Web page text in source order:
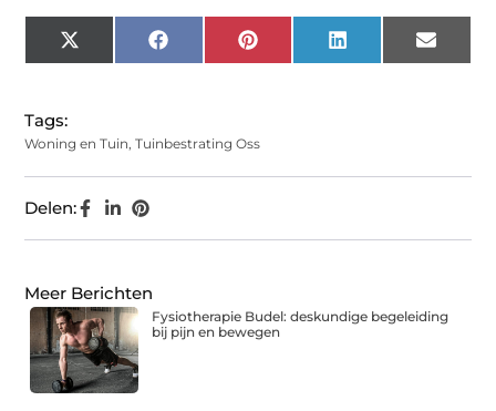
X
(Twitter)
Facebook Pinterest LinkedIn Email
Tags:
Woning en Tuin,Tuinbestrating Oss
Delen:
Meer Berichten
Fysiotherapie Budel: deskundige begeleiding
bij pijn en bewegen